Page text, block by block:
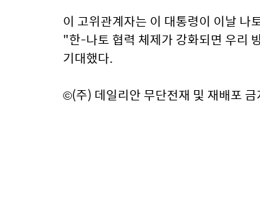
이 고위관계자는 이 대통령이 이날 나
"한-나토 협력 체제가 강화되면 우리
기대했다.
©(주) 데일리안 무단전재 및 재배포 금